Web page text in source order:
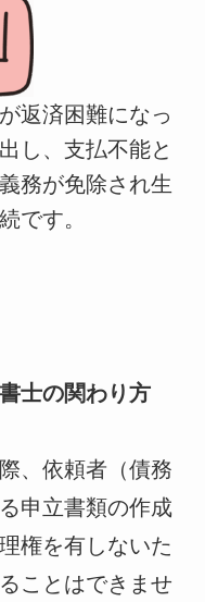
返済困難になっ
し、支払不能と
務が免除され生
です。
士の関わり方
、依頼者（債務
申立書類の作成
権を有しないた
ことはできませ